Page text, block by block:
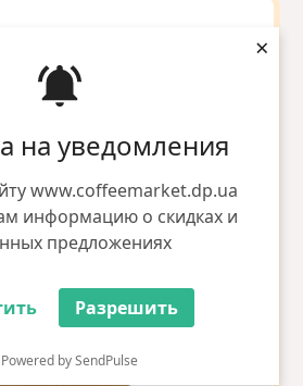
на уведомления
www.coffeemarket.dp.ua
информацию о скидках и
предложениях
Разрешить
Powered by SendPulse
×